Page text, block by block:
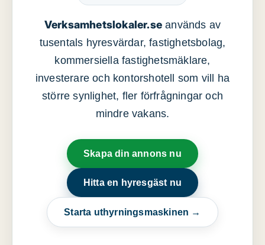
Verksamhetslokaler.se används av
tusentals hyresvärdar, fastighetsbolag,
kommersiella fastighetsmäklare,
investerare och kontorshotell som vill ha
större synlighet, fler förfrågningar och
mindre vakans.
Skapa din annons nu
Hitta en hyresgäst nu
Starta uthyrningsmaskinen →